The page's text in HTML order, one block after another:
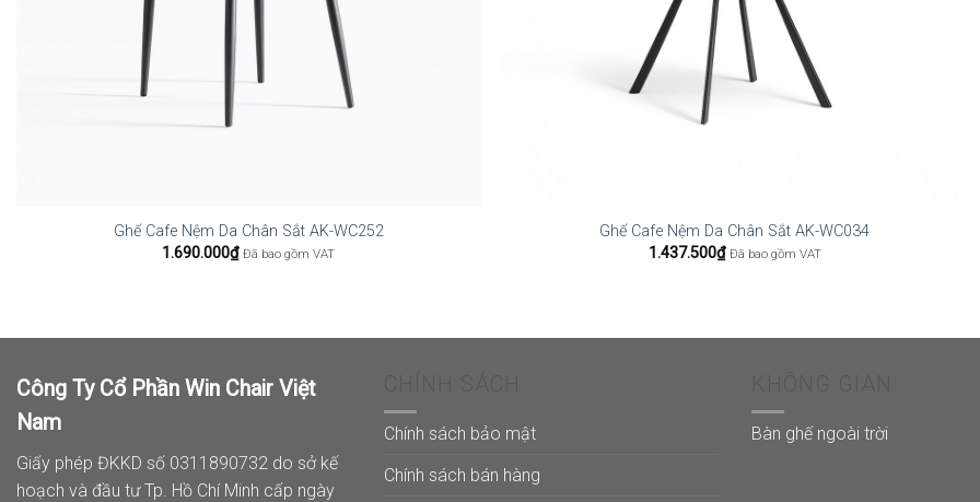
Ghế Cafe Nệm Da Chân Sắt AK-WC252
1.690.000₫ Đã bao gồm VAT
Ghế Cafe Nệm Da Chân Sắt AK-WC034
1.437.500₫ Đã bao gồm VAT
Công Ty Cổ Phần Win Chair Việt
Nam
Giấy phép ĐKKD số 0311890732 do sở kế
hoạch và đầu tư Tp. Hồ Chí Minh cấp ngày
Chính sách bảo mật
Chính sách bán hàng
Bàn ghế ngoài trời